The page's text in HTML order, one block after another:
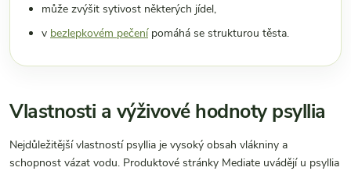
může zvýšit sytivost některých jídel,
v bezlepkovém pečenípomáhá se strukturou těsta.
Vlastnosti a výživové hodnoty psyllia
Nejdůležitější vlastností psyllia je vysoký obsah vlákniny a
schopnost vázat vodu. Produktové stránky Mediate uvádějí u psyllia